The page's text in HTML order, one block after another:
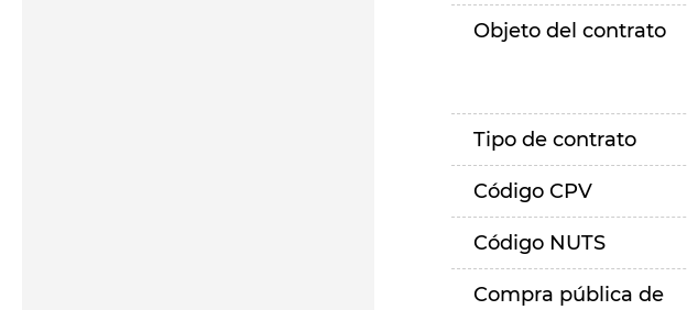
Objeto del contrato
Tipo de contrato
Código CPV
Código NUTS
Compra pública de